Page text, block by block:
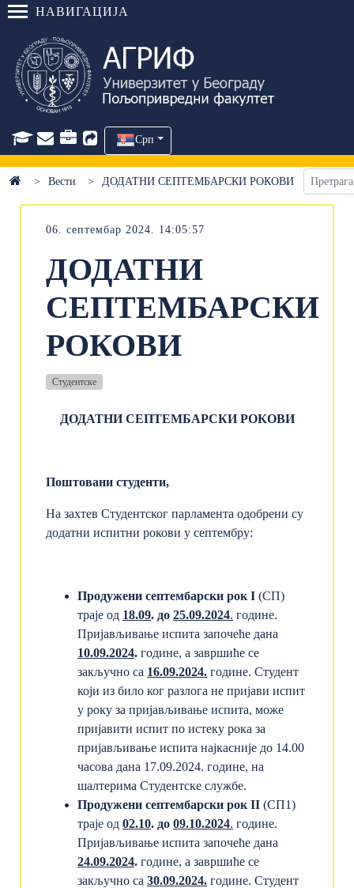
НАВИГАЦИЈА
Срп
Вести ДОДАТНИ СЕПТЕМБАРСКИ РОКОВИ
06. септембар 2024. 14:05:57
ДОДАТНИ
СЕПТЕМБАРСКИ
РОКОВИ
Студентске
ДОДАТНИ СЕПТЕМБАРСКИ РОКОВИ
Поштовани студенти,
На захтев Студентског парламента одобрени су
додатни испитни рокови у септембру:
Продужени септембарски рок I (СП)
траје од 18.09. до 25.09.2024. године.
Пријављивање испита започеће дана
10.09.2024. године, а завршиће се
закључно са 16.09.2024. године. Студент
који из било ког разлога не пријави испит
у року за пријављивање испита, може
пријавити испит по истеку рока за
пријављивање испита најкасније до 14.00
часова дана 17.09.2024. године, на
шалтерима Студентске службе.
Продужени септембарски рок II (СП1)
траје од 02.10. до 09.10.2024. године.
Пријављивање испита започеће дана
24.09.2024. године, а завршиће се
закључно са 30.09.2024. године. Студент